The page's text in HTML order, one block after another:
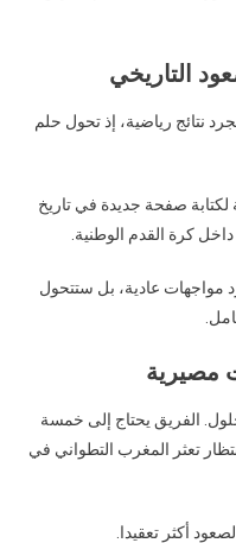
التاريخي
نتائج رياضية، إذ تحول حلم
صفحة جديدة في تاريخ
كرة القدم الوطنية.
مواجهات عادية، بل ستتحول
مصيرية
الفريق يحتاج إلى خمسة
تعثر المغرب التطواني في
أكثر تعقيدا.